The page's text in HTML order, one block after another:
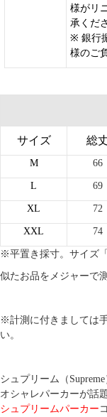
様がリ
承くだ
※ 銀行
様のご
サイズ 総
M 66
L 69
XL 72
XXL 74
※平置き採寸。サイズ「
似たお品をメジャーで
※計測に付きましては
い。
シュプリーム （
オシャレパーカーが話
シュプリームパーカー